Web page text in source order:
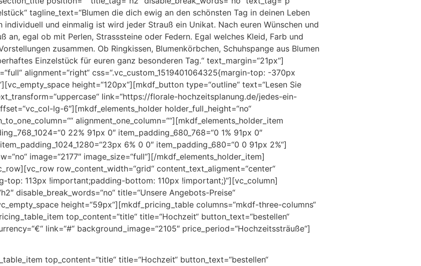
tagline_text=“Blumen die dich ewig an den schönsten Tag in deinen Leben
individuell und einmalig ist wird jeder Strauß ein Unikat. Nach euren Wünschen und
an, egal ob mit Perlen, Strasssteine oder Federn. Egal welches Kleid, Farb und
zusammen. Ob Ringkissen, Blumenkörbchen, Schuhspange aus Blumen
Einzelstück für euren ganz besonderen Tag.“ text_margin=“21px“]
alignment=“right“ css=“.vc_custom_1519401064325{margin-top: -370px
height=“120px“][mkdf_button type=“outline“ text=“Lesen Sie
link=“https://florale-hochzeitsplanung.de/jedes-ein-
lg-6″][mkdf_elements_holder holder_full_height=“no“
alignment_one_column=““][mkdf_elements_holder_item
22% 91px 0″ item_padding_680_768=“0 1% 91px 0″
6% 0 0″ item_padding_680=“0 0 91px 2%“]
image=“2177″ image_size=“full“][/mkdf_elements_holder_item]
row_content_width=“grid“ content_text_aligment=“center“
top: 113px !important;padding-bottom: 110px !important;}“][vc_column]
disable_break_words=“no“ title=“Unsere Angebots-Preise“
height=“59px“][mkdf_pricing_table columns=“mkdf-three-columns“
top_content=“title“ title=“Hochzeit“ button_text=“bestellen“
link=“#“ background_image=“2105″ price_period=“Hochzeitssträuße“]
top_content=“title“ title=“Hochzeit“ button_text=“bestellen“